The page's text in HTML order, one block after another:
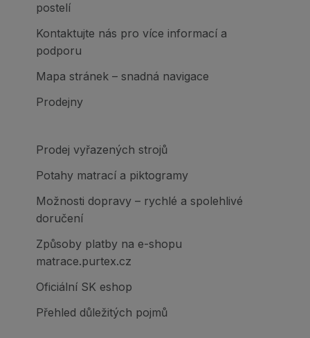
postelí
Kontaktujte nás pro více informací a
podporu
Mapa stránek – snadná navigace
Prodejny
Prodej vyřazených strojů
Potahy matrací a piktogramy
Možnosti dopravy – rychlé a spolehlivé
doručení
Způsoby platby na e-shopu
matrace.purtex.cz
Oficiální SK eshop
Přehled důležitých pojmů